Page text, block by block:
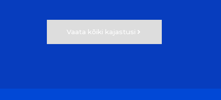
Vaata kõiki kajastusi